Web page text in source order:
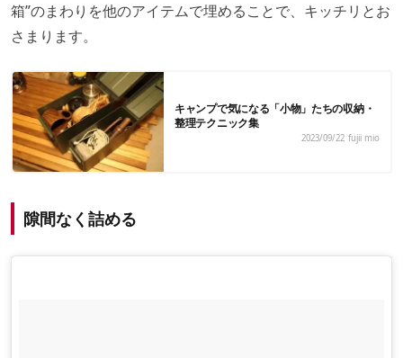
箱”のまわりを他のアイテムで埋めることで、キッチリとお
さまります。
キャンプで気になる「小物」たちの収納・
整理テクニック集
2023/09/22 fujii mio
隙間なく詰める